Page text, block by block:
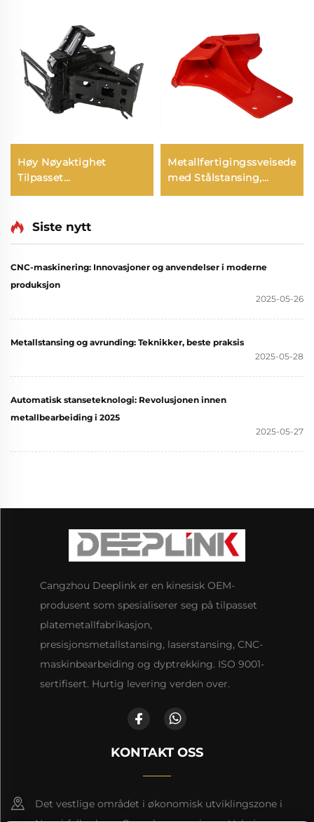
Høy Nøyaktighet
Tilpasset
Laserkuttingstjenester
Aluminium
Metallfertigingssveisedeler
med Stålstansing,
Egendesignete
Siste nytt
CNC-maskinering: Innovasjoner og anvendelser i moderne
produksjon
2025-05-26
Metallstansing og avrunding: Teknikker, beste praksis
2025-05-28
Automatisk stanseteknologi: Revolusjonen innen
metallbearbeiding i 2025
2025-05-27
Cangzhou Deeplink er en kinesisk OEM-
produsent som spesialiserer seg på tilpasset
platemetallfabrikasjon,
presisjonsmetallstansing, laserstansing, CNC-
maskinbearbeiding og dyptrekking. ISO 9001-
sertifisert. Hurtig levering verden over.
KONTAKT OSS
Det vestlige området i økonomisk utviklingszone i